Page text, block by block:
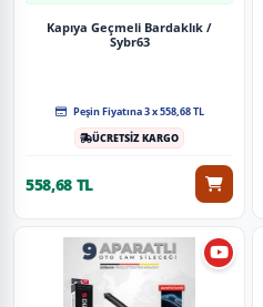
Kapıya Geçmeli Bardaklık /
Sybr63
Peşin Fiyatına 3 x 558,68 TL
ÜCRETSİZ KARGO
558,68 TL